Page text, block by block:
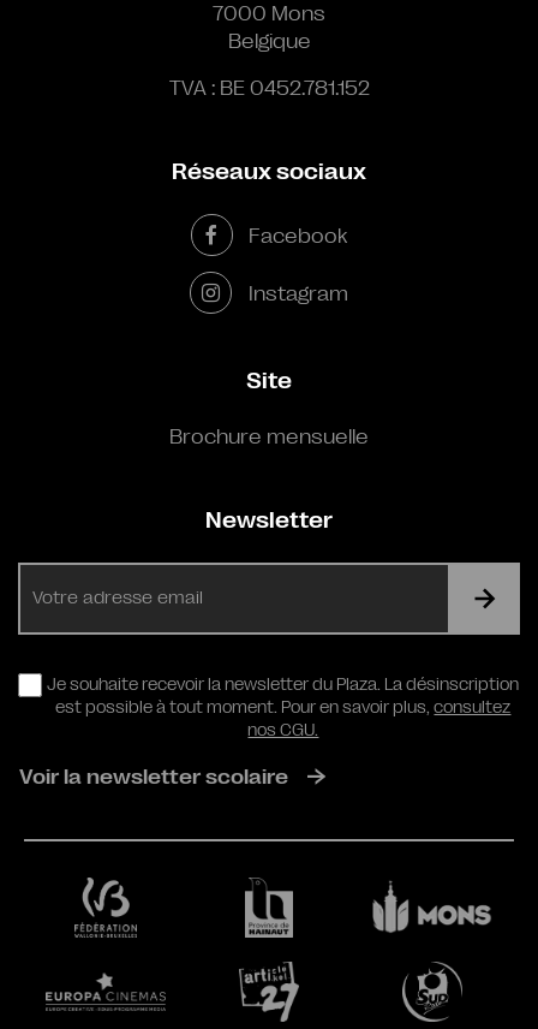
7000 Mons
Belgique
TVA : BE 0452.781.152
Réseaux sociaux
Facebook
Instagram
Site
Brochure mensuelle
Newsletter
RGPD
Je souhaite recevoir la newsletter du Plaza. La désinscription
est possible à tout moment. Pour en savoir plus,consultez
nos CGU.
Voir la newsletter scolaire